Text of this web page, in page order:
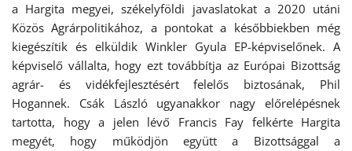
a Hargita megyei, székelyföldi javaslatokat a 2020 utáni
Közös Agrárpolitikához, a pontokat a későbbiekben még
kiegészítik és elküldik Winkler Gyula EP-képviselőnek. A
képviselő vállalta, hogy ezt továbbítja az Európai Bizottság
agrár- és vidékfejlesztésért felelős biztosának, Phil
Hogannek. Csák László ugyanakkor nagy előrelépésnek
tartotta, hogy a jelen lévő Francis Fay felkérte Hargita
megyét, hogy működjön együtt a Bizottsággal a